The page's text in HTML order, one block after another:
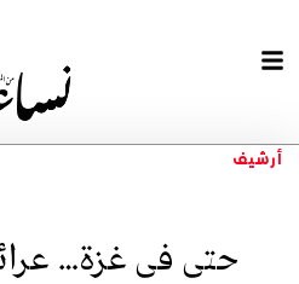
أرشيف
حتى فى غزة…